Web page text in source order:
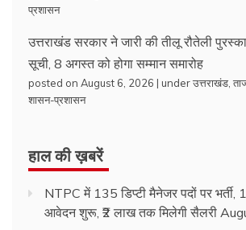
प्रशासन
उत्तराखंड सरकार ने जारी की तीलू रौतेली
सूची, 8 अगस्त को होगा सम्मान समारोह
posted on August 6, 2026 | underउत्तराखंड
शासन-प्रशासन
हाल की ख़बरें
NTPC में 135 डिप्टी मैनेजर पदों पर
आवेदन शुरू, ₹2 लाख तक मिलेगी सैलरी